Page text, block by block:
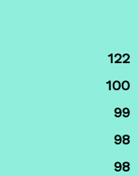
122
100
99
98
98